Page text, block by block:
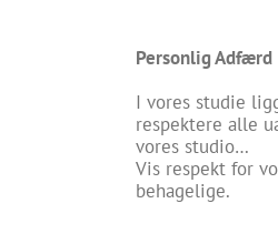
Personlig Adfærd
I vores studie
respektere alle
vores studio…
Vis respekt for
behagelige.